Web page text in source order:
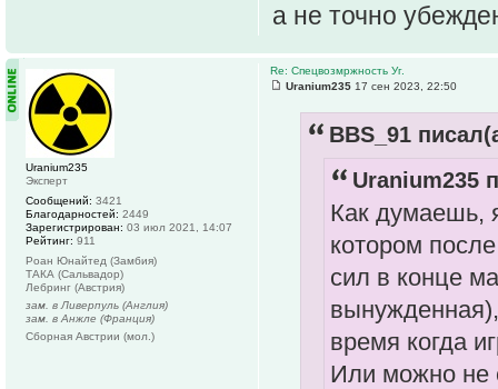
а не точно
Re: Спецвозмржность Уг.
Uranium235 17 сен 2023, 22:50
BBS_91
Uranium235
Как думаешь,
котором
сил в конце
время когда
Или можно не
Uranium235
Эксперт
Сообщений: 3421
Благодарностей: 2449
Зарегистрирован: 03 июл 2021, 14:07
Рейтинг: 911
Роан Юнайтед (Замбия)
ТАКА (Сальвадор)
Лебринг (Австрия)
зам. в Ливерпуль (Англия)
зам. в Анжле (Франция)
Сборная Австрии (мол.)